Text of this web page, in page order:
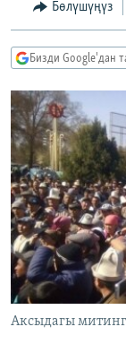
МАДАНИЯТ
ТВ
ЭКСПЕРТТЕР
БИЗ ЖАНА ДҮЙНӨ
ДАНИСТЕ
ЭЖЕ-СИҢДИЛЕР
АЗАТТЫК+
ЫҢГАЙСЫЗ
ӨЗГӨЧӨ ПИКИР
Русский
ОНЛАЙН ШЕРИНЕ
ЭЕ/АРнун
Бөлүшүңүз
Бизди Google'дан
Аксыдагы митинг